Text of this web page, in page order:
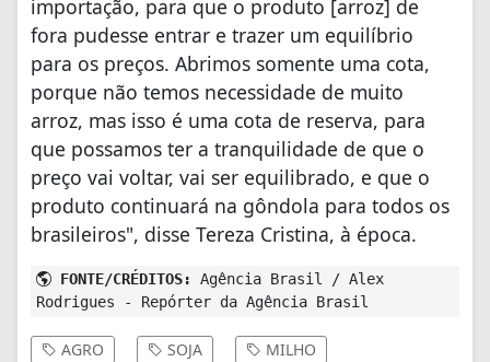
importação, para que o produto [arroz] de
fora pudesse entrar e trazer um equilíbrio
para os preços. Abrimos somente uma cota,
porque não temos necessidade de muito
arroz, mas isso é uma cota de reserva, para
que possamos ter a tranquilidade de que o
preço vai voltar, vai ser equilibrado, e que o
produto continuará na gôndola para todos os
brasileiros", disse Tereza Cristina, à época.
FONTE/CRÉDITOS:
Agência Brasil / Alex
Rodrigues - Repórter da Agência Brasil
AGRO SOJA MILHO